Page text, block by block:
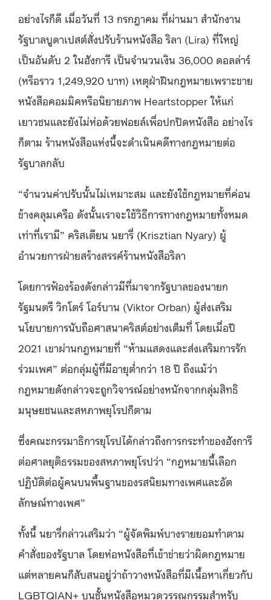
อย่างไรก็ดี เมื่อวันที่ 13 กรกฎาคม ที่ผ่านมา สำนักงาน
รัฐบาลบูดาเปสต์สั่งปรับร้านหนังสือ ริลา (Lira) ที่ใหญ่
เป็นอันดับ 2 ในฮังการี เป็นจำนวนเงิน 36,000 ดอลล่าร์
(หรือราว 1,249,920 บาท) เหตุฝ่าฝืนกฎหมายเพราะขาย
หนังสือคอมมิคหรือนิยายภาพ Heartstopper ให้แก่
เยาวชนและยังไม่ห่อด้วยฟอยล์เพื่อปกปิดหนังสือ อย่างไร
ก็ตาม ร้านหนังสือแห่งนี้จะดำเนินคดีทางกฎหมายต่อ
รัฐบาลกลับ
“จำนวนค่าปรับนั้นไม่เหมาะสม และยังใช้กฎหมายที่ค่อน
ข้างคลุมเครือ ดังนั้นเราจะใช้วิธีการทางกฎหมายทั้งหมด
เท่าที่เรามี” คริสเตียน นยารี่ (Krisztian Nyary) ผู้
อำนวยการฝ่ายสร้างสรรค์ร้านหนังสือริลา
โดยการฟ้องร้องดังกล่าวมีที่มาจากรัฐบาลของนายก
รัฐมนตรี วิกโตร์ โอร์บาน (Viktor Orban) ผู้ส่งเสริม
นโยบายการนับถือศาสนาคริสต์อย่างเต็มที่ โดยเมื่อปี
2021 เขาผ่านกฎหมายที่ “ห้ามแสดงและส่งเสริมการรัก
ร่วมเพศ” ต่อกลุ่มผู้ที่มีอายุต่ำกว่า 18 ปี ถึงแม้ว่า
กฎหมายดังกล่าวจะถูกวิจารณ์อย่างหนักจากกลุ่มสิทธิ
มนุษยชนและสหภาพยุโรปก็ตาม
ซึ่งคณะกรรมาธิการยุโรปได้กล่าวถึงการกระทำของฮังการี
ต่อศาลยุติธรรมของสหภาพยุโรปว่า “กฎหมายนี้เลือก
ปฏิบัติต่อผู้คนบนพื้นฐานของรสนิยมทางเพศและอัต
ลักษณ์ทางเพศ”
ทั้งนี้ นยารี่กล่าวเสริมว่า “ผู้จัดพิมพ์บางรายยอมทำตาม
คำสั่งของรัฐบาล โดยห่อหนังสือที่เข้าข่ายว่าผิดกฎหมาย
แต่หลายคนก็สับสนอยู่ว่าถ้าวางหนังสือที่มีเนื้อหาเกี่ยวกับ
LGBTQIAN+ บนชั้นหนังสือหมวดวรรณกรรมสำหรับ